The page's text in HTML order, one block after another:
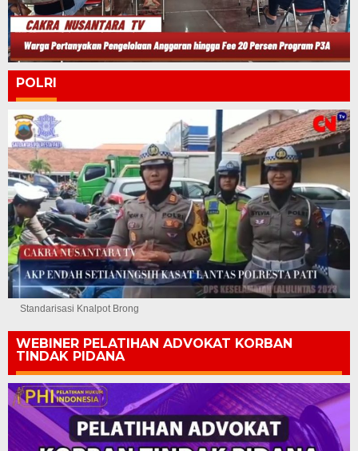
POLRI
Standarisasi Knalpot Brong
WEBINER PELATIHAN ADVOKAT KORBAN
TINDAK PIDANA